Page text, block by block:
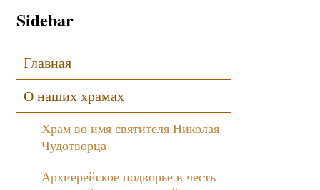
Sidebar
Главная
О наших храмах
Храм во имя святителя Николая
Чудотворца
Архиерейское подворье в честь